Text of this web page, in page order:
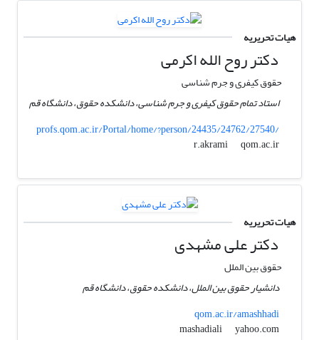
هیات تحریریه
دکتر روح الله اکرمی
حقوق کیفری و جرم شناسی
استاد تمام حقوق کیفری و جرم شناسی، دانشکده حقوق، دانشگاه قم
profs.qom.ac.ir/Portal/home/?person/24435/24762/27540/
r.akrami
qom.ac.ir
هیات تحریریه
دکتر علی مشهدی
حقوق بین الملل
دانشیار حقوق بین الملل، دانشکده حقوق، دانشگاه قم
qom.ac.ir/amashhadi
mashadiali
yahoo.com